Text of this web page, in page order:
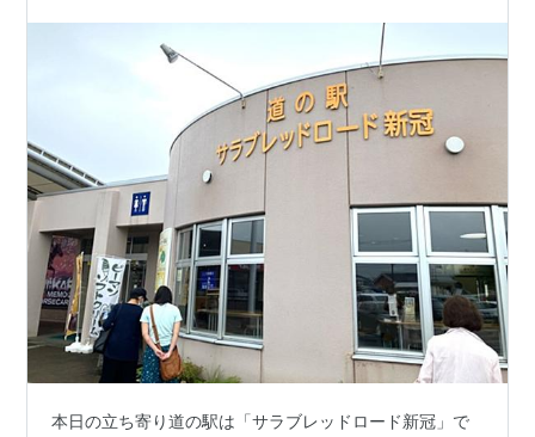
本日の立ち寄り道の駅は「サラブレッドロード新冠」で